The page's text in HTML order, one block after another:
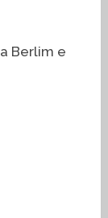
Berlim e